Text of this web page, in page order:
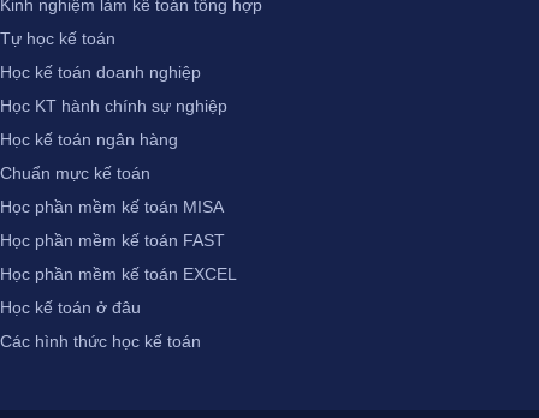
Kinh nghiệm làm kế toán tổng hợp
Tự học kế toán
Học kế toán doanh nghiệp
Học KT hành chính sự nghiệp
Học kế toán ngân hàng
Chuẩn mực kế toán
Học phần mềm kế toán MISA
Học phần mềm kế toán FAST
Học phần mềm kế toán EXCEL
Học kế toán ở đâu
Các hình thức học kế toán